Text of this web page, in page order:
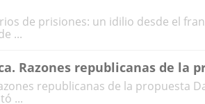
de prisiones: un idilio desde el
...
Razones republicanas de la
republicanas de la propuesta
...